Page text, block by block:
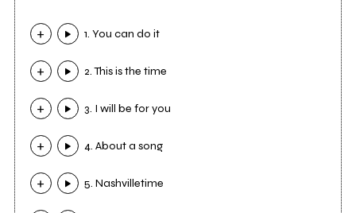
1. You can do it
2. This is the time
3. I will be for you
4. About a song
5. Nashvilletime